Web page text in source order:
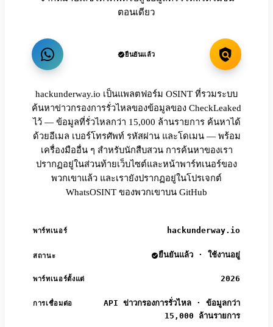
ตอนเดียว
ยืนยันแล้ว
hackunderway.io เป็นแพลตฟอร์ม OSINT ที่รวมระบบ
ค้นหาข่าวกรองการรั่วไหลของข้อมูลของ CheckLeaked
ไว้ — ข้อมูลที่รั่วไหลกว่า 15,000 ล้านรายการ ค้นหาได้
ด้วยอีเมล เบอร์โทรศัพท์ รหัสผ่าน และโดเมน — พร้อม
เครื่องมืออื่น ๆ สำหรับนักสืบสวน การค้นหาของเรา
ปรากฏอยู่ในส่วนท้ายเว็บไซต์และหน้าพาร์ทเนอร์ของ
พวกเขาแล้ว และเรายังปรากฏอยู่ในโปรเจกต์
WhatsOSINT ของพวกเขาบน GitHub
พาร์ทเนอร์ hackunderway.io
สถานะ ยืนยันแล้ว · ใช้งานอยู่
พาร์ทเนอร์ตั้งแต่ 2026
การเชื่อมต่อ
API ข่าวกรองการรั่วไหล · ข้อมูลกว่า
15,000 ล้านรายการ